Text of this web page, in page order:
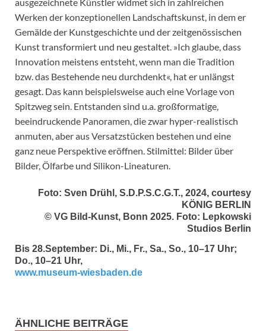
Werken der konzeptionellen Landschaftskunst, in dem er
Gemälde der Kunstgeschichte und der zeitgenössischen
Kunst transformiert und neu gestaltet. »Ich glaube, dass
Innovation meistens entsteht, wenn man die Tradition
bzw. das Bestehende neu durchdenkt«, hat er unlängst
gesagt. Das kann beispielsweise auch eine Vorlage von
Spitzweg sein. Entstanden sind u.a. großformatige,
beeindruckende Panoramen, die zwar hyper-realistisch
anmuten, aber aus Versatzstücken bestehen und eine
ganz neue Perspektive eröffnen. Stilmittel: Bilder über
Bilder, Ölfarbe und Silikon-Lineaturen.
Foto: Sven Drühl, S.D.P.S.C.G.T., 2024, courtesy
KÖNIG BERLIN
© VG Bild-Kunst, Bonn 2025. Foto: Lepkowski
Studios Berlin
Bis 28.September: Di., Mi., Fr., Sa., So., 10–17 Uhr;
Do., 10–21 Uhr,
www.museum-wiesbaden.de
ÄHNLICHE BEITRÄGE